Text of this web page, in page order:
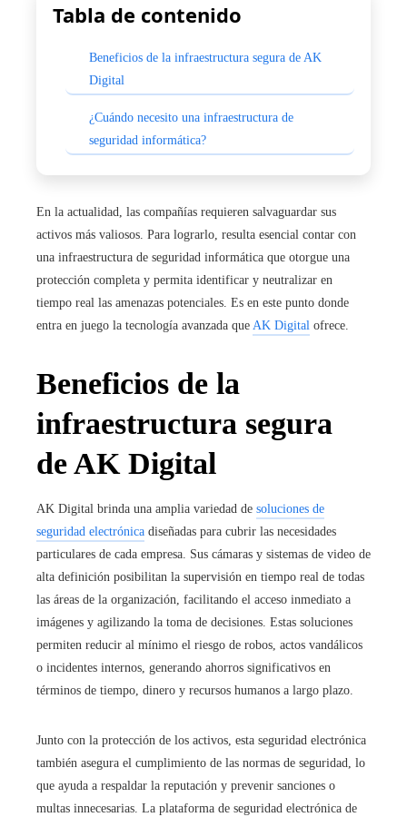
Tabla de contenido
Beneficios de la infraestructura segura de AK
Digital
¿Cuándo necesito una infraestructura de
seguridad informática?
En la actualidad, las compañías requieren salvaguardar sus
activos más valiosos. Para lograrlo, resulta esencial contar con
una infraestructura de seguridad informática que otorgue una
protección completa y permita identificar y neutralizar en
tiempo real las amenazas potenciales. Es en este punto donde
entra en juego la tecnología avanzada que AK Digital ofrece.
Beneficios de la
infraestructura segura
de AK Digital
AK Digital brinda una amplia variedad de soluciones de
seguridad electrónica diseñadas para cubrir las necesidades
particulares de cada empresa. Sus cámaras y sistemas de video de
alta definición posibilitan la supervisión en tiempo real de todas
las áreas de la organización, facilitando el acceso inmediato a
imágenes y agilizando la toma de decisiones. Estas soluciones
permiten reducir al mínimo el riesgo de robos, actos vandálicos
o incidentes internos, generando ahorros significativos en
términos de tiempo, dinero y recursos humanos a largo plazo.
Junto con la protección de los activos, esta seguridad electrónica
también asegura el cumplimiento de las normas de seguridad, lo
que ayuda a respaldar la reputación y prevenir sanciones o
multas innecesarias. La plataforma de seguridad electrónica de